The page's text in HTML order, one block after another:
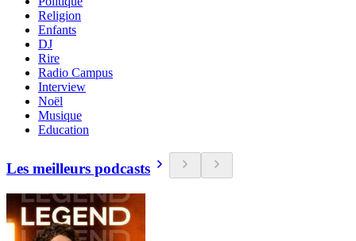
Religion
Enfants
DJ
Rire
Radio Campus
Interview
Noël
Musique
Education
Les meilleurs podcasts